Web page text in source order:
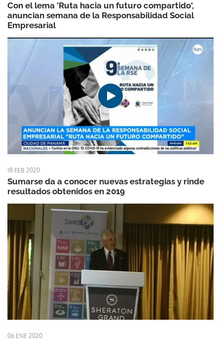
Con el lema 'Ruta hacia un futuro compartido',
anuncian semana de la Responsabilidad Social
Empresarial
18 FEB 2020
Sumarse da a conocer nuevas estrategias y rinde
resultados obtenidos en 2019
06 ENE 2020